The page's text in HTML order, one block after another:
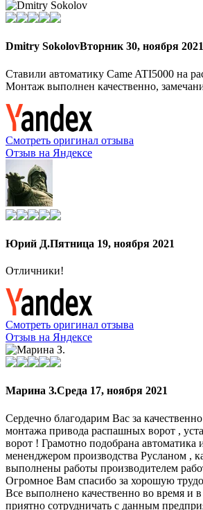
Dmitry SokolovВторник 30, ноября 2021
Ставили автоматику Came ATI5000 на
Монтаж выполнен качественно,
Смотреть оригинал отзыва
Отзыв на Яндексе
Юрий Д.Пятница 19, ноября 2021
Отличники!
Смотреть оригинал отзыва
Отзыв на Яндексе
Марина З.Среда 17, ноября 2021
Сердечно благодарим Вас за
монтажа привода распашных ворот ,
ворот ! Грамотно подобрана автоматика
мененджером производства Русланом ,
выполнены работы производителем
Огромное Вам спасибо за хорошую
Все выполнено качественно во время и
приятно сотрудничать с данным